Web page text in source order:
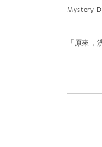
Mystery-
「原來，